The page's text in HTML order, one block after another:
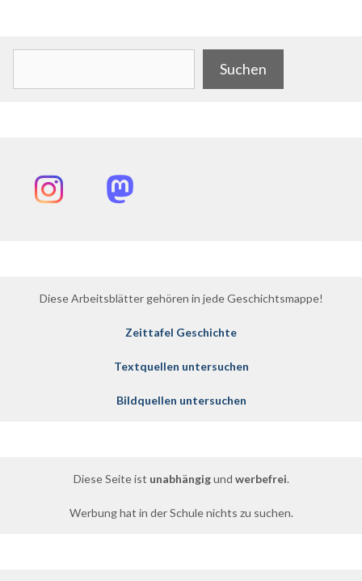
Suchen
InstagramMastodon
Diese Arbeitsblätter gehören in jede Geschichtsmappe!
Zeittafel Geschichte
Textquellen untersuchen
Bildquellen untersuchen
Diese Seite ist unabhängigund werbefrei.
Werbung hat in der Schule nichts zu suchen.